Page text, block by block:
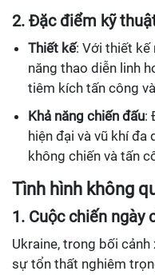
2. Đặc điểm kỹ
Thiết kế: Với thiết kế
năng thao diễn linh
tiêm kích tấn công
Khả năng chiến đấu:
hiện đại và vũ khí đa
không chiến và tấn
Tình hình không
1. Cuộc chiến ngày
Ukraine, trong bối
sự tổn thất nghiêm